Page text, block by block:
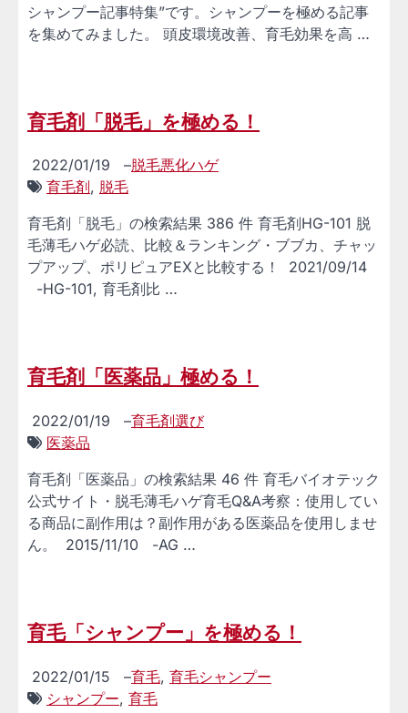
シャンプー記事特集”です。シャンプーを極める記事
を集めてみました。 頭皮環境改善、育毛効果を高 …
育毛剤「脱毛」を極める！
2022/01/19 –脱毛悪化ハゲ
育毛剤, 脱毛
育毛剤「脱毛」の検索結果 386 件 育毛剤HG-101 脱
毛薄毛ハゲ必読、比較＆ランキング・ブブカ、チャッ
プアップ、ポリピュアEXと比較する！ 2021/09/14
-HG-101, 育毛剤比 …
育毛剤「医薬品」極める！
2022/01/19 –育毛剤選び
医薬品
育毛剤「医薬品」の検索結果 46 件 育毛バイオテック
公式サイト・脱毛薄毛ハゲ育毛Q&A考察：使用してい
る商品に副作用は？副作用がある医薬品を使用しませ
ん。 2015/11/10 -AG …
育毛「シャンプー」を極める！
2022/01/15 –育毛, 育毛シャンプー
シャンプー, 育毛